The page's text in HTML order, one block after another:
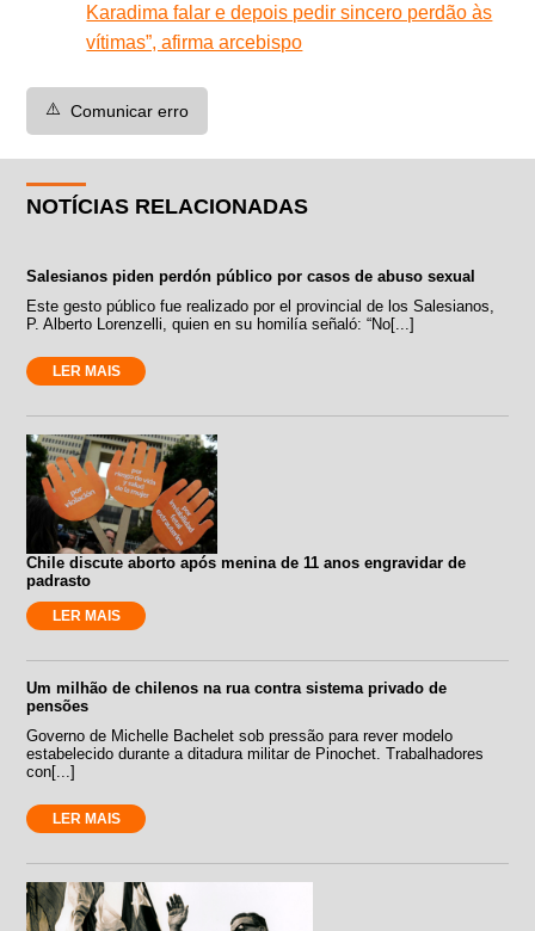
Karadima falar e depois pedir sincero perdão às
vítimas”, afirma arcebispo
⚠️ Comunicar erro
NOTÍCIAS RELACIONADAS
Salesianos piden perdón público por casos de abuso sexual
Este gesto público fue realizado por el provincial de los Salesianos,
P. Alberto Lorenzelli, quien en su homilía señaló: “No[...]
LER MAIS
Chile discute aborto após menina de 11 anos engravidar de
padrasto
LER MAIS
Um milhão de chilenos na rua contra sistema privado de
pensões
Governo de Michelle Bachelet sob pressão para rever modelo
estabelecido durante a ditadura militar de Pinochet. Trabalhadores
con[...]
LER MAIS